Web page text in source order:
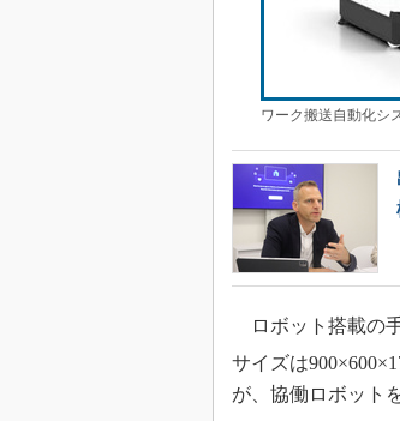
ワーク搬送自動化シ
ロボット搭載の
サイズは
が、協働ロボット